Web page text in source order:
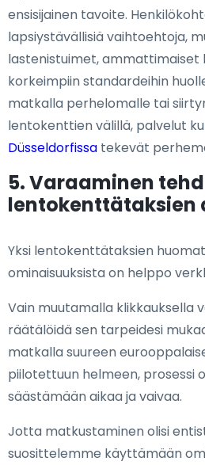
ensisijainen tavoite.
lapsiystävällisiä vaihtoehtoja,
lastenistuimet, ammattimaiset
korkeimpiin standardeihin
matkalla perhelomalle tai
lentokenttien välillä, palvelut
Düsseldorfissa tekevät
5. Varaaminen
lentokenttätaksien
Yksi lentokenttätaksien
ominaisuuksista on helppo
Vain muutamalla klikkauksella
räätälöidä sen tarpeidesi
matkalla suureen
piilotettuun helmeen, prosessi
säästämään aikaa ja vaivaa.
Jotta matkustaminen olisi
suosittelemme käyttämään